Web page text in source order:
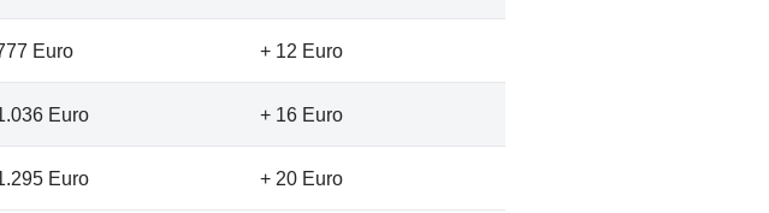
Euro + 12 Euro
Euro + 16 Euro
Euro + 20 Euro